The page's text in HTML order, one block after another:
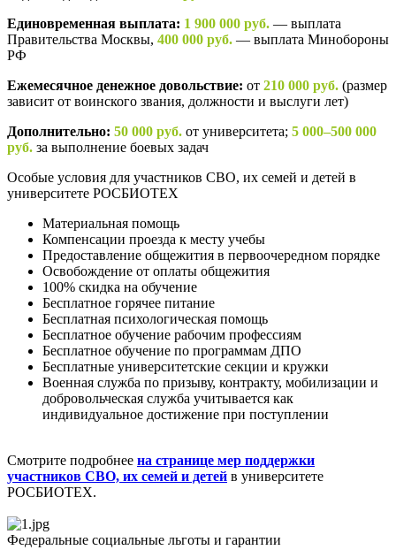
Единовременная выплата: 1 900 000 руб. — выплата
Правительства Москвы, 400 000 руб. — выплата Минобороны
РФ
Ежемесячное денежное довольствие: от 210 000 руб. (размер
зависит от воинского звания, должности и выслуги лет)
Дополнительно: 50 000 руб. от университета; 5 000–500 000
руб. за выполнение боевых задач
Особые условия для участников СВО, их семей и детей в
университете РОСБИОТЕХ
Материальная помощь
Компенсации проезда к месту учебы
Предоставление общежития в первоочередном порядке
Освобождение от оплаты общежития
100% скидка на обучение
Бесплатное горячее питание
Бесплатная психологическая помощь
Бесплатное обучение рабочим профессиям
Бесплатное обучение по программам ДПО
Бесплатные университетские секции и кружки
Военная служба по призыву, контракту, мобилизации и
добровольческая служба учитывается как
индивидуальное достижение при поступлении
Смотрите подробнее на странице мер поддержки
участников СВО, их семей и детей в университете
РОСБИОТЕХ.
Федеральные социальные льготы и гарантии